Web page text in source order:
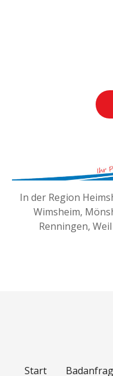
In der Region
Wimsheim,
Renningen,
Start